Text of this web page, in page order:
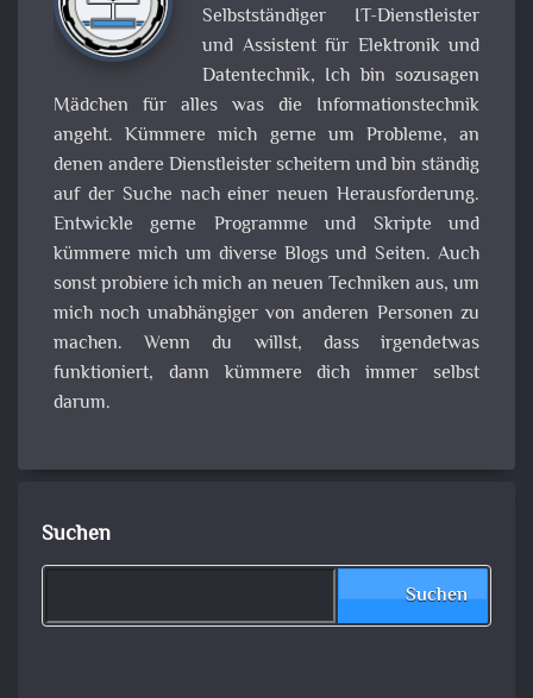
Selbstständiger IT-Dienstleister
und Assistent für Elektronik und
Datentechnik, Ich bin sozusagen
Mädchen für alles was die Informationstechnik
angeht. Kümmere mich gerne um Probleme, an
denen andere Dienstleister scheitern und bin ständig
auf der Suche nach einer neuen Herausforderung.
Entwickle gerne Programme und Skripte und
kümmere mich um diverse Blogs und Seiten. Auch
sonst probiere ich mich an neuen Techniken aus, um
mich noch unabhängiger von anderen Personen zu
machen. Wenn du willst, dass irgendetwas
funktioniert, dann kümmere dich immer selbst
darum.
Suchen
Suchen